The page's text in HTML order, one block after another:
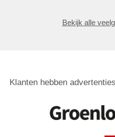
Bekijk alle
Klanten hebben